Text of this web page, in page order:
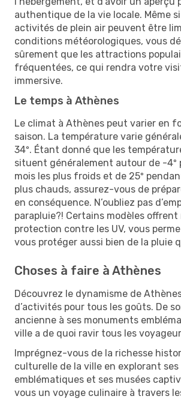
authentique de la vie locale. Même
activités de plein air peuvent être
conditions météorologiques, vous
sûrement que les attractions
fréquentées, ce qui rendra votre
immersive.
Le temps à Athènes
Le climat à Athènes peut varier en
saison. La température varie
34º. Étant donné que les
situent généralement autour de -4º
mois les plus froids et de 25º
plus chauds, assurez-vous de
en conséquence. N’oubliez pas
parapluie?! Certains modèles offrent
protection contre les UV, vous
vous protéger aussi bien de la pluie
Choses à faire à Athènes
Découvrez le dynamisme de
d’activités pour tous les goûts. De
ancienne à ses monuments
ville a de quoi ravir tous les
Imprégnez-vous de la richesse
culturelle de la ville en explorant
emblématiques et ses musées
vous un voyage culinaire à travers